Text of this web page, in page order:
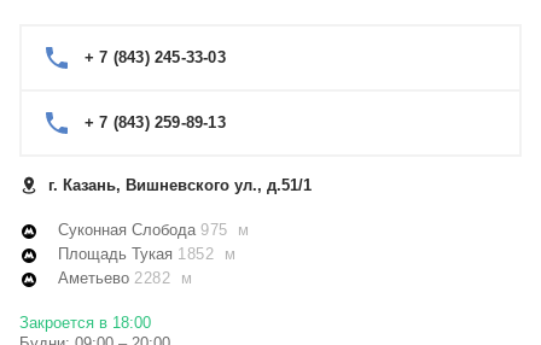
+ 7 (843) 245-33-03
+ 7 (843) 259-89-13
г. Казань, Вишневского ул., д.51/1
Суконная Слобода975 м
Площадь Тукая 1852 м
Аметьево 2282 м
Закроется в 18:00